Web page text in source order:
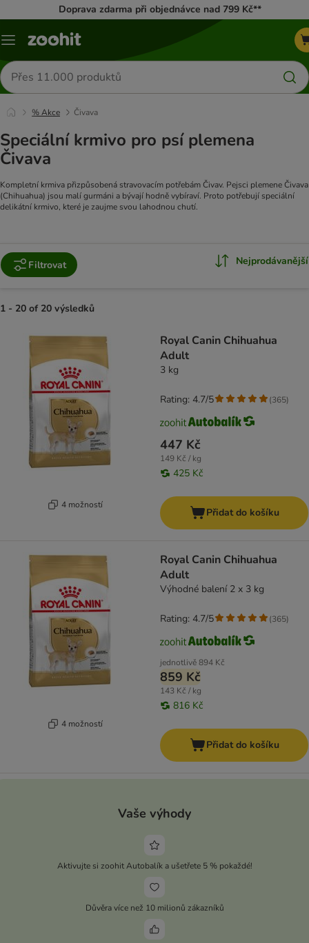
Doprava zdarma při objednávce nad 799 Kč**
Menu
Hledat
produkty
% Akce Čivava
Speciální krmivo pro psí plemena
Čivava
Kompletní krmiva přizpůsobená stravovacím potřebám Čivav. Pejsci plemene Čivava
(Chihuahua) jsou malí gurmáni a bývají hodně vybíraví. Proto potřebují speciální
delikátní krmivo, které je zaujme svou lahodnou chutí.
Filtrovat Nejprodávanější
1 - 20 of 20 výsledků
4 možností
Royal Canin Chihuahua
Adult
3 kg
447 Kč
149 Kč / kg
425 Kč
Rating: 4.7/5 (365)
Přidat do košíku
4 možností
Royal Canin Chihuahua
Adult
Výhodné balení 2 x 3 kg
jednotlivě894 Kč
859 Kč
143 Kč / kg
816 Kč
Rating: 4.7/5 (365)
Přidat do košíku
Vaše výhody
Aktivujte si zoohit Autobalík a ušetřete 5 % pokaždé!
Důvěra více než 10 milionů zákazníků